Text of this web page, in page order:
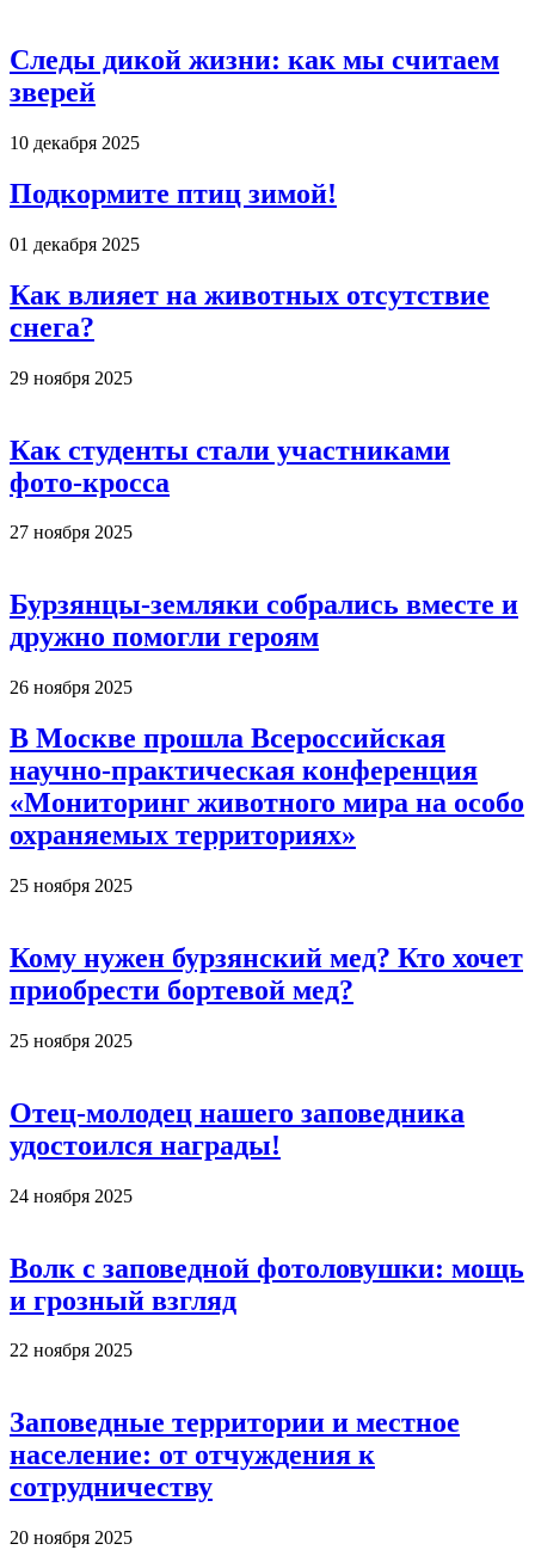
Следы дикой жизни: как мы считаем
зверей
10 декабря 2025
Подкормите птиц зимой!
01 декабря 2025
Как влияет на животных отсутствие
снега?
29 ноября 2025
Как студенты стали участниками
фото-кросса
27 ноября 2025
Бурзянцы-земляки собрались вместе и
дружно помогли героям
26 ноября 2025
В Москве прошла Всероссийская
научно-практическая конференция
«Мониторинг животного мира на особо
охраняемых территориях»
25 ноября 2025
Кому нужен бурзянский мед? Кто хочет
приобрести бортевой мед?
25 ноября 2025
Отец-молодец нашего заповедника
удостоился награды!
24 ноября 2025
Волк с заповедной фотоловушки: мощь
и грозный взгляд
22 ноября 2025
Заповедные территории и местное
население: от отчуждения к
сотрудничеству
20 ноября 2025